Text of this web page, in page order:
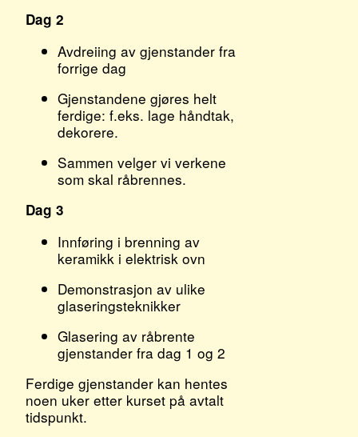
Dag 2
Avdreiing av gjenstander fra
forrige dag
Gjenstandene gjøres helt
ferdige: f.eks. lage håndtak,
dekorere.
Sammen velger vi verkene
som skal råbrennes.
Dag 3
Innføring i brenning av
keramikk i elektrisk ovn
Demonstrasjon av ulike
glaseringsteknikker
Glasering av råbrente
gjenstander fra dag 1 og 2
Ferdige gjenstander kan hentes
noen uker etter kurset på avtalt
tidspunkt.